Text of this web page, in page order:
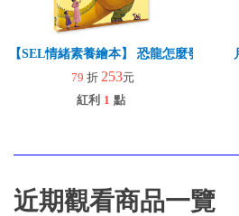
【SEL情緒素養繪本】 恐龍怎麼發脾氣
79 折 253元
紅利 1 點
近期觀看商品一覽